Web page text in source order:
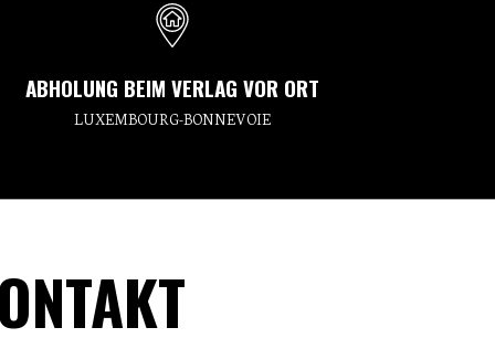
ABHOLUNG BEIM VERLAG VOR ORT
LUXEMBOURG-BONNEVOIE